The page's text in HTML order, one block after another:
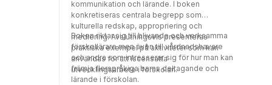
tidiga åldrar: interkulturellt lärande vänder sig
främst till studenter inom förskollärar- och
lärarutbildning, och kan bidra till att skapa
större medvetenhet inom bland annat
kulturella, språkliga och utbildningsmässiga
frågor.
kommunikation och lärande. I boken
konkretiseras centrala begrepp som
kulturella redskap, appropriering och
mediering. Avslutningsvis presenteras
praktiska exempel på aktiviteter som kan
användas för att iscensätta
utvecklingsarbete i förskolan.
Boken riktar sig till blivande och verksamma
förskollärare men även till vårdnadshavare
och andra som intresserar sig för hur man kan
främja flerspråkiga barns deltagande och
lärande i förskolan.